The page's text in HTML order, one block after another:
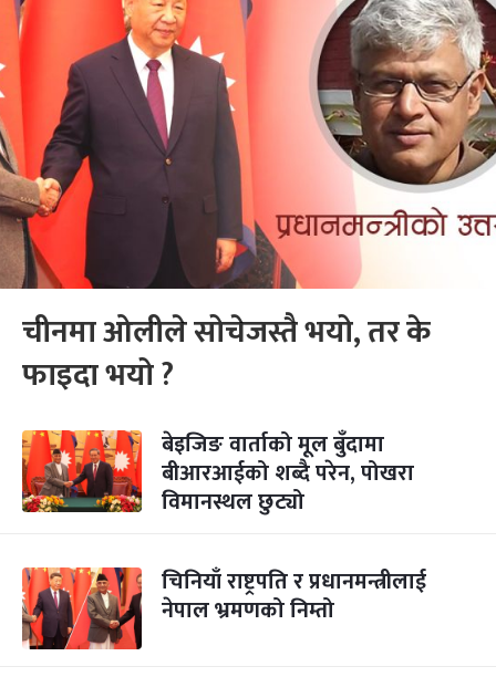
चीनमा ओलीले सोचेजस्तै भयो, तर के
फाइदा भयो ?
बेइजिङ वार्ताको मूल बुँदामा
बीआरआईको शब्दै परेन, पोखरा
विमानस्थल छुट्यो
चिनियाँ राष्ट्रपति र प्रधानमन्त्रीलाई
नेपाल भ्रमणको निम्तो